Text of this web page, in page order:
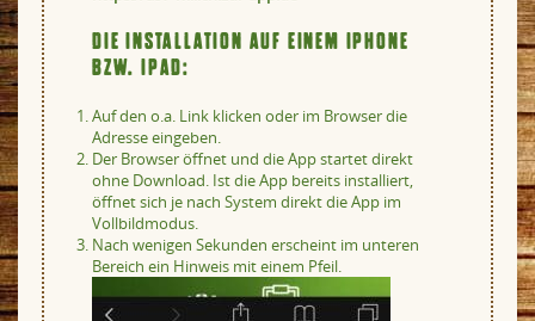
DIE INSTALLATION AUF EINEM IPHONE
BZW. IPAD:
Auf den o.a. Link klicken oder im Browser die
Adresse eingeben.
Der Browser öffnet und die App startet direkt
ohne Download. Ist die App bereits installiert,
öffnet sich je nach System direkt die App im
Vollbildmodus.
Nach wenigen Sekunden erscheint im unteren
Bereich ein Hinweis mit einem Pfeil.